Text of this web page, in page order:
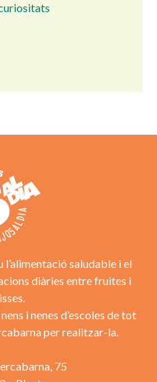
l’alimentació saludable i el
diàries entre fruites i
i nenes d’escoles de tot
per realitzar-la.
75